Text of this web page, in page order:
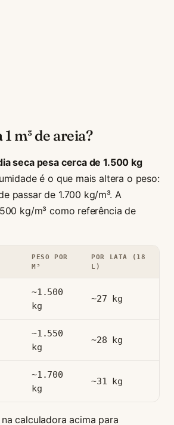
m³ de areia?
seca pesa cerca de 1.500 kg
é o que mais altera o peso:
passar de 1.700 kg/m³. A
kg/m³ como referência de
PESO POR
M³
POR LATA (18
L)
~1.500
kg
~27 kg
~1.550
kg
~28 kg
~1.700
kg
~31 kg
calculadora acima para